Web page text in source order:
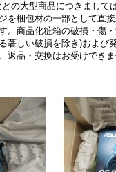
の大型商品につきまして
を梱包材の一部として直
。商品化粧箱の破損・傷
著しい破損を除き)および
返品・交換はお受けでき